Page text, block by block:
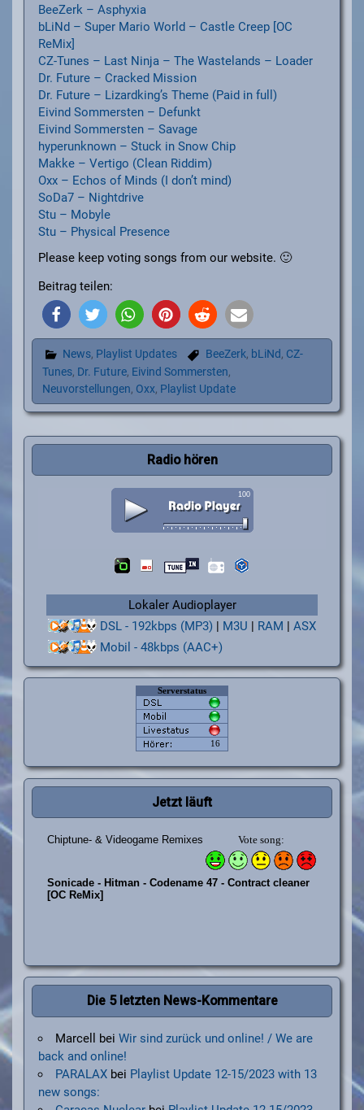
BeeZerk – Asphyxia
bLiNd – Super Mario World – Castle Creep [OC
ReMix]
CZ-Tunes – Last Ninja – The Wastelands – Loader
Dr. Future – Cracked Mission
Dr. Future – Lizardking’s Theme (Paid in full)
Eivind Sommersten – Defunkt
Eivind Sommersten – Savage
hyperunknown – Stuck in Snow Chip
Makke – Vertigo (Clean Riddim)
Oxx – Echos of Minds (I don’t mind)
SoDa7 – Nightdrive
Stu – Mobyle
Stu – Physical Presence
Please keep voting songs from our website. 🙂
Beitrag teilen:
News, Playlist Updates BeeZerk, bLiNd, CZ-
Tunes, Dr. Future, Eivind Sommersten,
Neuvorstellungen, Oxx, Playlist Update
Radio hören
Lokaler Audioplayer
DSL - 192kbps (MP3)
M3U RAM
ASX
Mobil - 48kbps (AAC+)
Jetzt läuft
Die 5 letzten News-Kommentare
Marcell bei Wir sind zurück und online! / We are
back and online!
PARALAXbei Playlist Update 12-15/2023 with 13
new songs: